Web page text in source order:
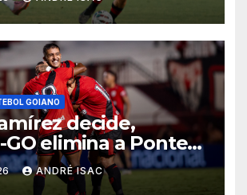
GOIANO
decide,
elimina a Ponte
vaga na 5ª
do Brasil
ANDRÉ ISAC